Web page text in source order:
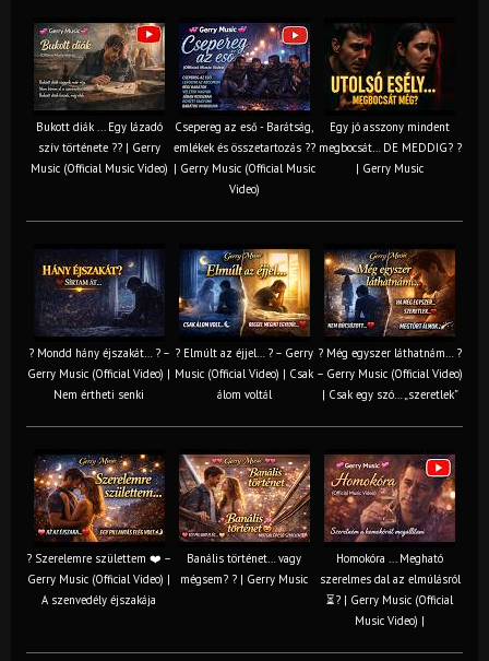
Bukott diák ... Egy lázadó
szív története ?? | Gerry
Music (Official Music Video)
Csepereg az eső - Barátság,
emlékek és összetartozás ?️?
| Gerry Music (Official Music
Video)
Egy jó asszony mindent
megbocsát… DE MEDDIG? ?
| Gerry Music
? Mondd hány éjszakát… ? –
Gerry Music (Official Video) |
Nem értheti senki
? Elmúlt az éjjel… ? – Gerry
Music (Official Video) | Csak
álom voltál
? Még egyszer láthatnám… ?
– Gerry Music (Official Video)
| Csak egy szó… „szeretlek”
? Szerelemre születtem ❤️ –
Gerry Music (Official Video) |
A szenvedély éjszakája
Banális történet… vagy
mégsem? ? | Gerry Music
Homokóra ... Megható
szerelmes dal az elmúlásról
⏳? | Gerry Music (Official
Music Video) |